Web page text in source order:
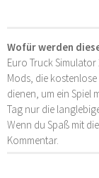
Wofür werden
Euro Truck
Mods, die
dienen, um ein Spiel
Tag nur die
Wenn du Spaß mit
Kommentar.